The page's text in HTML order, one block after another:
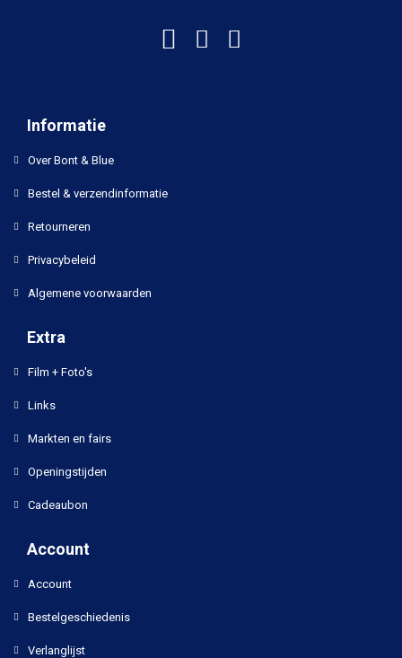
Informatie
Over Bont & Blue
Bestel & verzendinformatie
Retourneren
Privacybeleid
Algemene voorwaarden
Extra
Film + Foto's
Links
Markten en fairs
Openingstijden
Cadeaubon
Account
Account
Bestelgeschiedenis
Verlanglijst